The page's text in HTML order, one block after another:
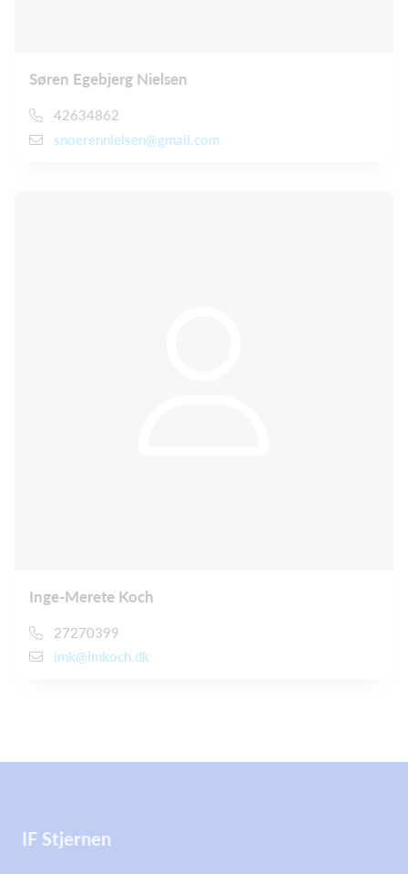
Søren Egebjerg Nielsen
42634862
snoerennielsen@gmail.com
Inge-Merete Koch
27270399
imk@imkoch.dk
IF Stjernen